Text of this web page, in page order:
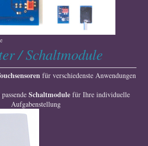
/ Schaltmodule
für verschiedenste Anwendungen
Schaltmodulefür Ihre individuelle
Aufgabenstellung